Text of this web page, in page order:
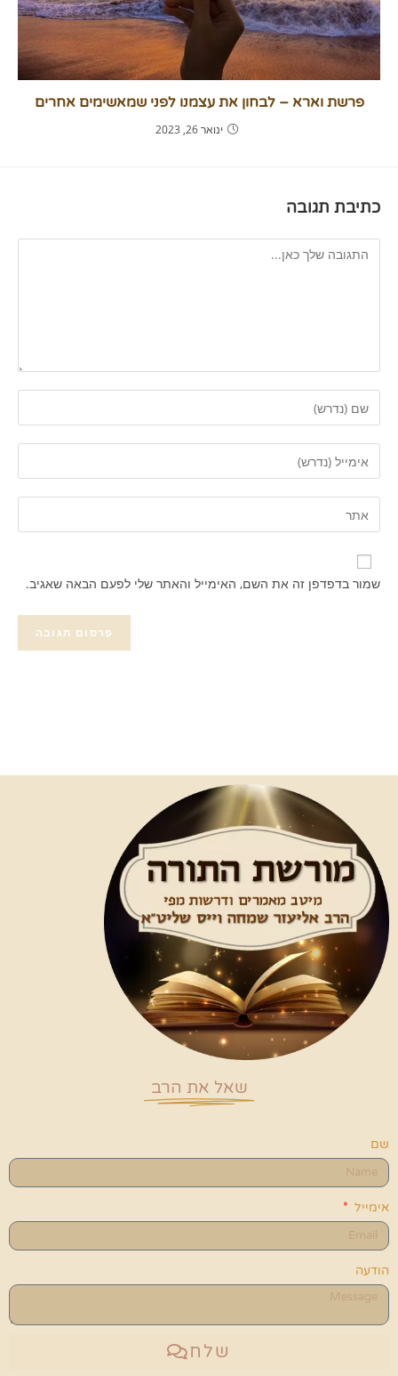
פרשת וארא – לבחון את עצמנו לפני שמאשימים אחרים
ינואר 26, 2023
כתיבת תגובה
שמור בדפדפן זה את השם, האימייל והאתר שלי לפעם הבאה שאגיב.
שאל את הרב
שם
אימייל
הודעה
שלח